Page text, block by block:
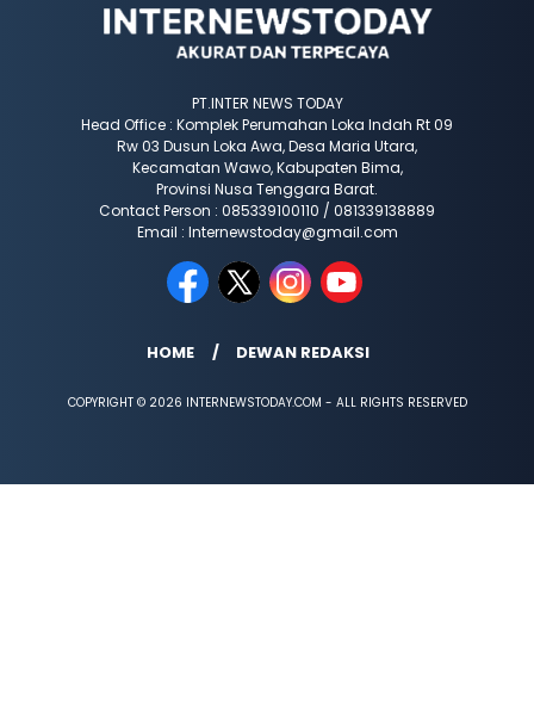
PT.INTER NEWS TODAY
Head Office : Komplek Perumahan Loka Indah Rt 09
Rw 03 Dusun Loka Awa, Desa Maria Utara,
Kecamatan Wawo, Kabupaten Bima,
Provinsi Nusa Tenggara Barat.
Contact Person : 085339100110 / 081339138889
Email : Internewstoday@gmail.com
HOME DEWAN REDAKSI
COPYRIGHT © 2026 INTERNEWSTODAY.COM - ALL RIGHTS RESERVED